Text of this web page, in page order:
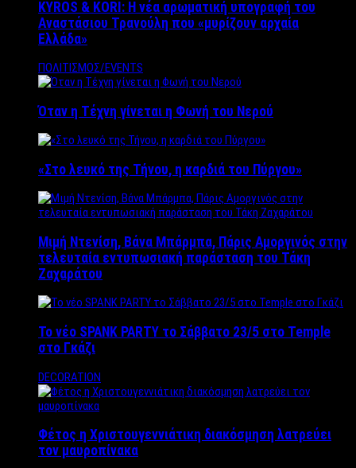
KYROS & KORI: Η νέα αρωματική υπογραφή του
Αναστάσιου Τρανούλη που «μυρίζουν αρχαία
Ελλάδα»
ΠΟΛΙΤΙΣΜΟΣ/EVENTS
Όταν η Τέχνη γίνεται η Φωνή του Νερού
«Στο λευκό της Τήνου, η καρδιά του Πύργου»
Μιμή Ντενίση, Βάνα Μπάρμπα, Πάρις Αμοργινός στην
τελευταία εντυπωσιακή παράσταση του Τάκη
Ζαχαράτου
Το νέο SPANK PARTY το Σάββατο 23/5 στο Temple
στο Γκάζι
DECORATION
Φέτος η Χριστουγεννιάτικη διακόσμηση λατρεύει
τον μαυροπίνακα